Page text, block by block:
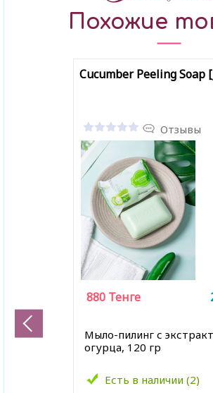
Похожие
Cucumber Peeling Soap
Отзывы
Мыло-пилинг с
огурца, 120 гр
Есть в наличии (2)
880 Тенге